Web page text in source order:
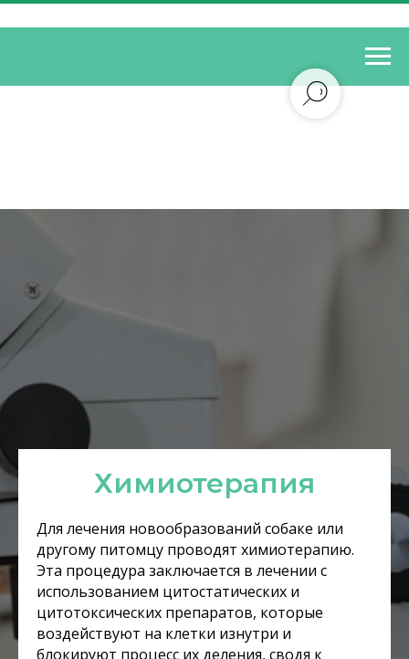
Химиотерапия
Для лечения новообразований собаке или
другому питомцу проводят химиотерапию.
Эта процедура заключается в лечении с
использованием цитостатических и
цитотоксических препаратов, которые
воздействуют на клетки изнутри и
блокируют процесс их деления, сводя к